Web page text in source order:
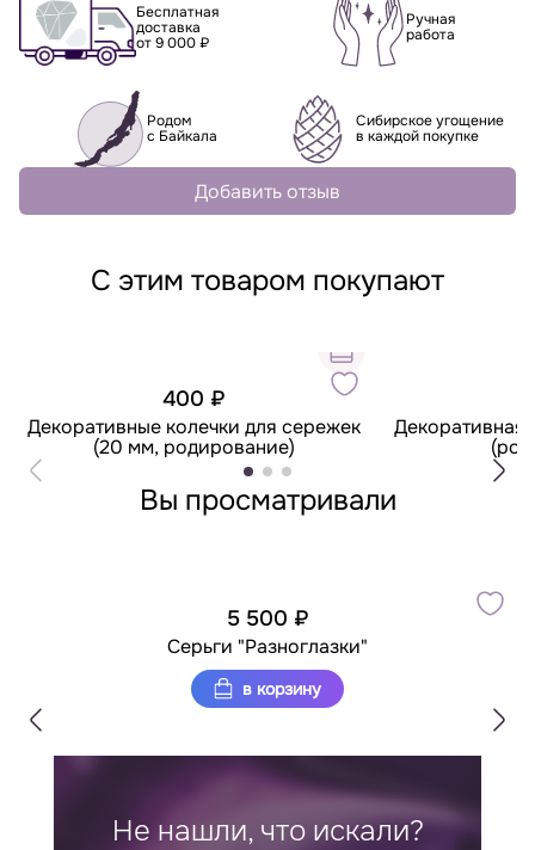
Бесплатная
доставка
от 9 000 ₽
Ручная
работа
Родом
с Байкала
Сибирское угощение
в каждой покупке
Добавить отзыв
С этим товаром покупают
400 ₽
Декоративные колечки для сережек
(20 мм, родирование)
Декоративная
Вы просматривали
5 500 ₽
Серьги "Разноглазки"
в корзину
Не нашли, что искали?